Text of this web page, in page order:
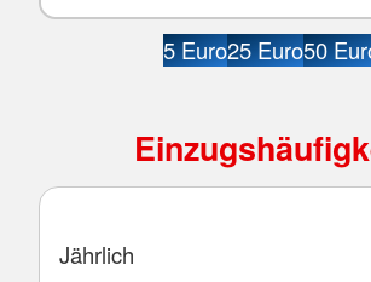
5 Euro25 Euro50
Jährlich